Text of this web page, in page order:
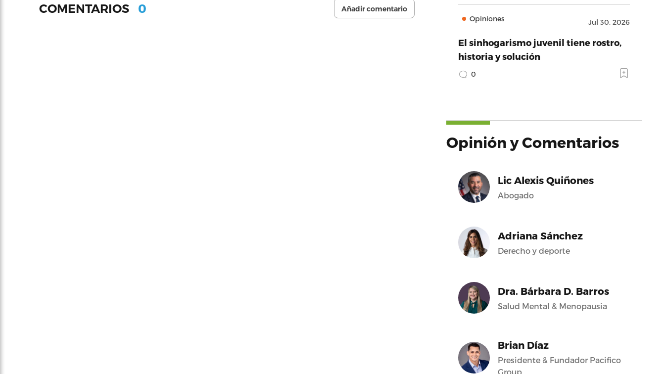
COMENTARIOS 0 Añadir comentario
Opiniones Jul 30, 2026
El sinhogarismo juvenil tiene rostro,
historia y solución
0
Opinión y Comentarios
Lic Alexis Quiñones
Abogado
Adriana Sánchez
Derecho y deporte
Dra. Bárbara D. Barros
Salud Mental & Menopausia
Brian Díaz
Presidente & Fundador Pacifico
Group